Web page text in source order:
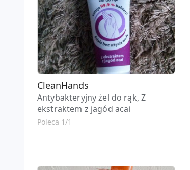
CleanHands
Antybakteryjny żel do rąk, Z
ekstraktem z jagód acai
Poleca 1/1